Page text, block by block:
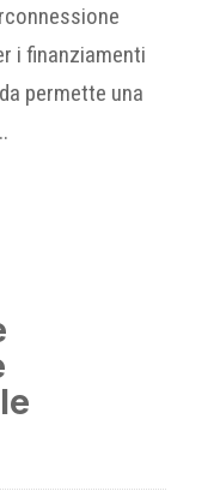
i finanziamenti
permette una